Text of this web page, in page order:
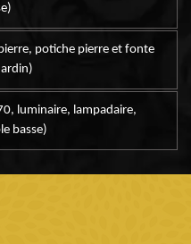
potiche pierre et fonte
luminaire, lampadaire,
basse)